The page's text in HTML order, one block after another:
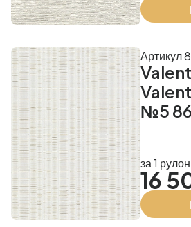
№5
Артикул
за 1 рулон
16